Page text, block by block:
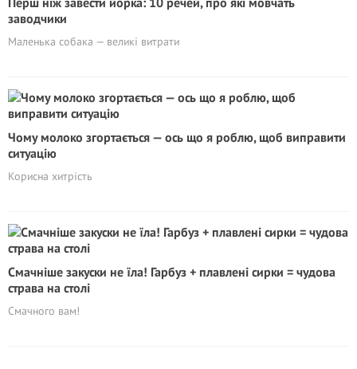
заводчики
Маленька собака — великі витрати
Чому молоко згортається — ось що я роблю, щоб виправити
ситуацію
Корисна хитрість
Смачніше закуски не їла! Гарбуз + плавлені сирки = чудова
страва на столі
Смачного вам!